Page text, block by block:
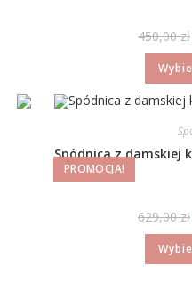
450,00zł
PROMOCJA!
Spódnica z damskiej
629,00zł